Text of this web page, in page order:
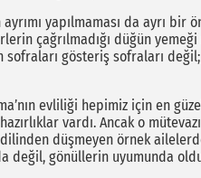
yapılmaması da ayrı bir
çağrılmadığı düğün
sofraları gösteriş sofraları
evliliği hepimiz için en
vardı. Ancak o
dilinden düşmeyen örnek
değil, gönüllerin uyumunda